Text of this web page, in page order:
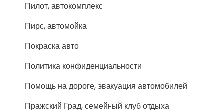
Пилот, автокомплекс
Пирс, автомойка
Покраска авто
Политика конфиденциальности
Помощь на дороге, эвакуация автомобилей
Пражский Град, семейный клуб отдыха